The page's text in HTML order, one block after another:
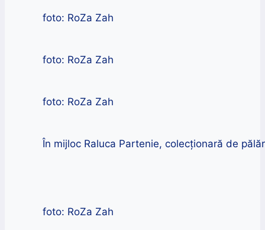
foto: RoZa Zah
foto: RoZa Zah
foto: RoZa Zah
În mijloc Raluca Partenie, colecționară de
foto: RoZa Zah